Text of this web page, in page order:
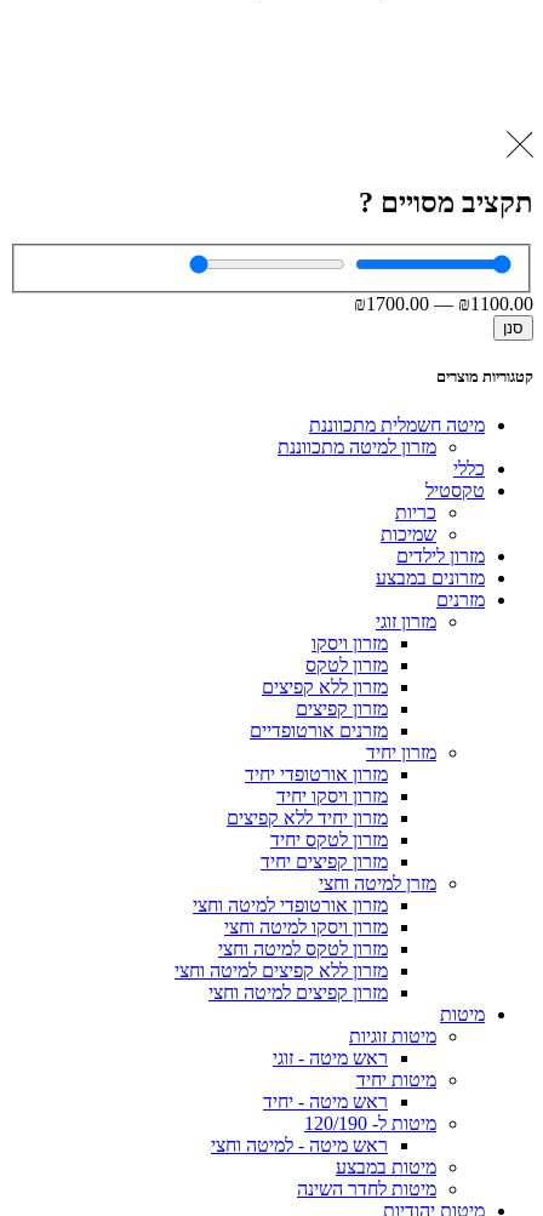
תקציב מסויים ?
₪1100.00
—
₪1700.00
סנן
קטגוריות מוצרים
מיטה חשמלית מתכווננת
מזרון למיטה מתכווננת
כללי
טקסטיל
כריות
שמיכות
מזרון לילדים
מזרונים במבצע
מזרנים
מזרון זוגי
מזרון ויסקו
מזרון לטקס
מזרון ללא קפיצים
מזרון קפיצים
מזרנים אורטופדיים
מזרון יחיד
מזרון אורטופדי יחיד
מזרון ויסקו יחיד
מזרון יחיד ללא קפיצים
מזרון לטקס יחיד
מזרון קפיצים יחיד
מזרן למיטה וחצי
מזרון אורטופדי למיטה וחצי
מזרון ויסקו למיטה וחצי
מזרון לטקס למיטה וחצי
מזרון ללא קפיצים למיטה וחצי
מזרון קפיצים למיטה וחצי
מיטות
מיטות זוגיות
ראש מיטה - זוגי
מיטות יחיד
ראש מיטה - יחיד
מיטות ל- 120/190
ראש מיטה - למיטה וחצי
מיטות במבצע
מיטות לחדר השינה
מיטות יהודיות